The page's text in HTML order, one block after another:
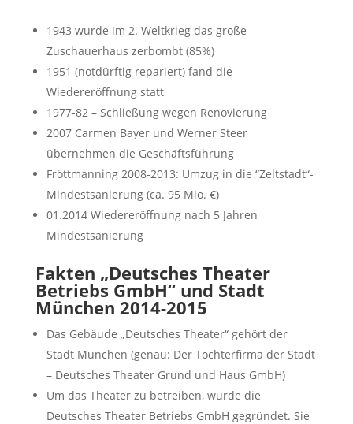
1943 wurde im 2. Weltkrieg das große
Zuschauerhaus zerbombt (85%)
1951 (notdürftig repariert) fand die
Wiedereröffnung statt
1977-82 – Schließung wegen Renovierung
2007 Carmen Bayer und Werner Steer
übernehmen die Geschäftsführung
Fröttmanning 2008-2013: Umzug in die “Zeltstadt“-
Mindestsanierung (ca. 95 Mio. €)
01.2014 Wiedereröffnung nach 5 Jahren
Mindestsanierung
Fakten „Deutsches Theater
Betriebs GmbH“ und Stadt
München 2014-2015
Das Gebäude „Deutsches Theater“ gehört der
Stadt München (genau: Der Tochterfirma der Stadt
– Deutsches Theater Grund und Haus GmbH)
Um das Theater zu betreiben, wurde die
Deutsches Theater Betriebs GmbH gegründet. Sie